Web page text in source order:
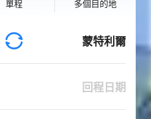
單程 多個目的地
蒙特利爾
回程日期